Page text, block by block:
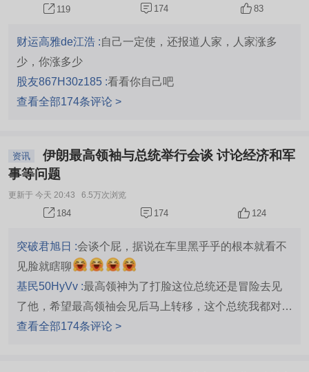
119 174 83
财运高雅de江浩 :自己一定使，还报道人家，人家涨多
少，你涨多少
股友867H30z185 :看看你自己吧
查看全部174条评论 >
资讯
伊朗最高领袖与总统举行会谈 讨论经济和军
事等问题
更新于 今天 20:43 6.5万次浏览
184 174 124
突破君旭日 :会谈个屁，据说在车里黑乎乎的根本就看不
见脸就瞎聊
基民50HyVv :最高领神为了打脸这位总统还是冒险去见
了他，希望最高领䄂会见后马上转移，这个总统我都对他
不放心。
查看全部174条评论 >